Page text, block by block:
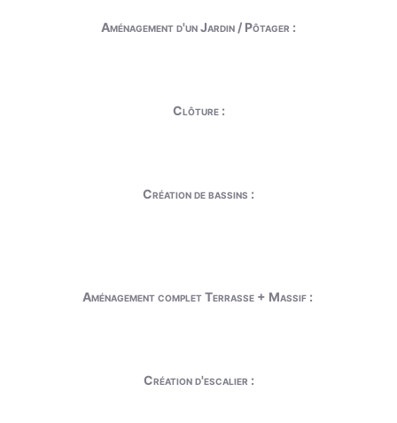
Aménagement d'un Jardin / Pôtager :
Clôture :
Création de bassins :
Aménagement complet Terrasse + Massif :
Création d'escalier :